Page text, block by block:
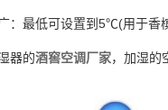
最低可设置到5℃(用于香
器的酒窖空调厂家，加湿的